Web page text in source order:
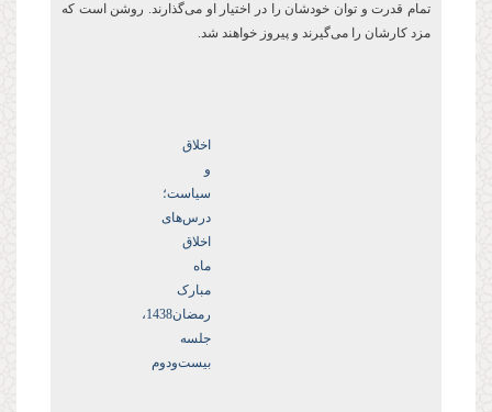
تمام قدرت و توان‌ خودشان را در اختیار او می‌گذارند. روشن است که
مزد کارشان را می‌گیرند و پیروز خواهند شد.
اخلاق
و
سیاست؛
درس‌های
اخلاق
ماه
مبارک
رمضان1438،
جلسه
بیست‌ودوم